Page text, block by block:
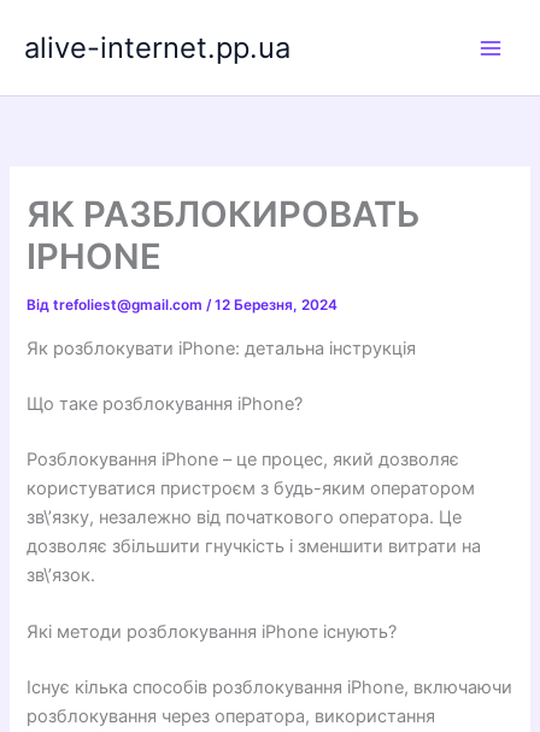
alive-internet.pp.ua
ЯК РАЗБЛОКИРОВАТЬ
IPHONE
Відtrefoliest@gmail.com/12 Березня, 2024
Як розблокувати iPhone: детальна інструкція
Що таке розблокування iPhone?
Розблокування iPhone – це процес, який дозволяє
користуватися пристроєм з будь-яким оператором
зв\’язку, незалежно від початкового оператора. Це
дозволяє збільшити гнучкість і зменшити витрати на
зв\’язок.
Які методи розблокування iPhone існують?
Існує кілька способів розблокування iPhone, включаючи
розблокування через оператора, використання